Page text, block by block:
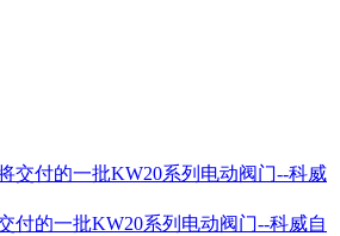
付的一批KW20系列电动阀门--科威自